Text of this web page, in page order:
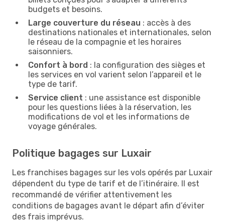
budgets et besoins.
Large couverture du réseau : accès à des
destinations nationales et internationales, selon
le réseau de la compagnie et les horaires
saisonniers.
Confort à bord : la configuration des sièges et
les services en vol varient selon l’appareil et le
type de tarif.
Service client : une assistance est disponible
pour les questions liées à la réservation, les
modifications de vol et les informations de
voyage générales.
Politique bagages sur Luxair
Les franchises bagages sur les vols opérés par Luxair
dépendent du type de tarif et de l’itinéraire. Il est
recommandé de vérifier attentivement les
conditions de bagages avant le départ afin d’éviter
des frais imprévus.